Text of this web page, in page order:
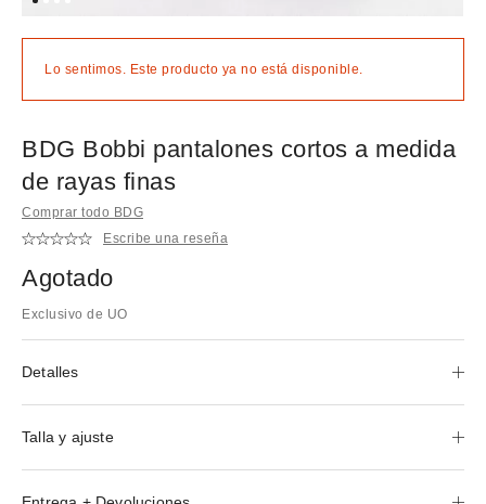
Lo sentimos. Este producto ya no está disponible.
BDG Bobbi pantalones cortos a medida
de rayas finas
Comprar todo BDG
Escribe una reseña
Agotado
Exclusivo de UO
Detalles
Talla y ajuste